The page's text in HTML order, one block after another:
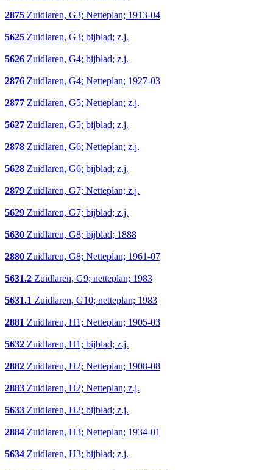
2875 Zuidlaren, G3; Netteplan; 1913-04
5625 Zuidlaren, G3; bijblad; z.j.
5626 Zuidlaren, G4; bijblad; z.j.
2876 Zuidlaren, G4; Netteplan; 1927-03
2877 Zuidlaren, G5; Netteplan; z.j.
5627 Zuidlaren, G5; bijblad; z.j.
2878 Zuidlaren, G6; Netteplan; z.j.
5628 Zuidlaren, G6; bijblad; z.j.
2879 Zuidlaren, G7; Netteplan; z.j.
5629 Zuidlaren, G7; bijblad; z.j.
5630 Zuidlaren, G8; bijblad; 1888
2880 Zuidlaren, G8; Netteplan; 1961-07
5631.2 Zuidlaren, G9; netteplan; 1983
5631.1 Zuidlaren, G10; netteplan; 1983
2881 Zuidlaren, H1; Netteplan; 1905-03
5632 Zuidlaren, H1; bijblad; z.j.
2882 Zuidlaren, H2; Netteplan; 1908-08
2883 Zuidlaren, H2; Netteplan; z.j.
5633 Zuidlaren, H2; bijblad; z.j.
2884 Zuidlaren, H3; Netteplan; 1934-01
5634 Zuidlaren, H3; bijblad; z.j.